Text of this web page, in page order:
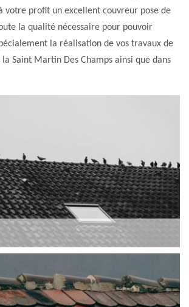
votre profit un excellent couvreur pose de
la qualité nécessaire pour pouvoir
la réalisation de vos travaux de
la Saint Martin Des Champs ainsi que dans